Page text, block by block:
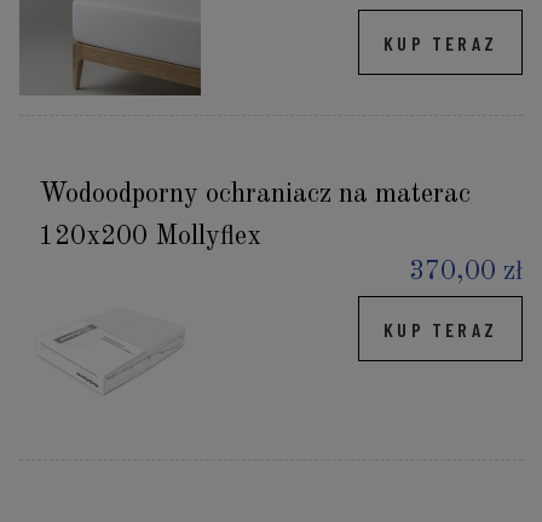
KUP TERAZ
Wodoodporny ochraniacz na materac
120x200 Mollyflex
370,00 zł
KUP TERAZ